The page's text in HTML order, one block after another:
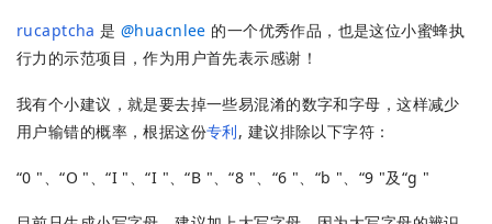
rucaptcha 是@huacnlee 的一个优秀作品，也是这位小蜜蜂执
行力的示范项目，作为用户首先表示感谢！
我有个小建议，就是要去掉一些易混淆的数字和字母，这样减少
用户输错的概率，根据这份专利, 建议排除以下字符：
“0 "、“O "、“I "、“I "、“B "、“8 "、“6 "、“b "、“9 "及“g "